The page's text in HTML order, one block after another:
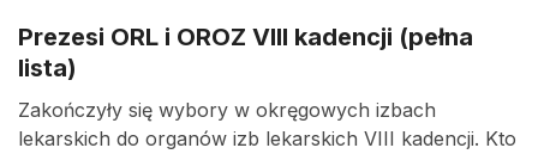
Prezesi ORL i OROZ VIII kadencji (pełna
lista)
Zakończyły się wybory w okręgowych izbach
lekarskich do organów izb lekarskich VIII kadencji. Kto